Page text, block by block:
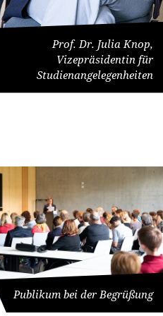
Prof. Dr. Julia Knop,
Vizepräsidentin für
Studienangelegenheiten
Publikum bei der Begrüßung